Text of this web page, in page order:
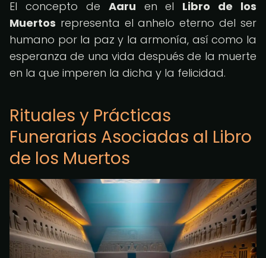
El concepto de Aaru en el Libro de los
Muertos representa el anhelo eterno del ser
humano por la paz y la armonía, así como la
esperanza de una vida después de la muerte
en la que imperen la dicha y la felicidad.
Rituales y Prácticas
Funerarias Asociadas al Libro
de los Muertos